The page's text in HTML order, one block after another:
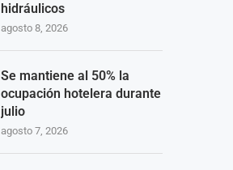
hidráulicos
agosto 8, 2026
Se mantiene al 50% la
ocupación hotelera durante
julio
agosto 7, 2026